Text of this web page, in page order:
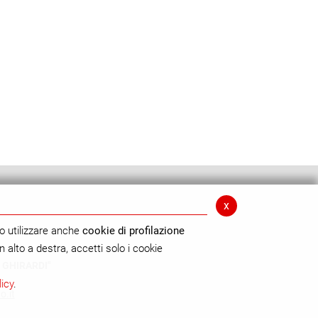
x
utilizzare anche cookie di profilazione
alto a destra, accetti solo i cookie
.